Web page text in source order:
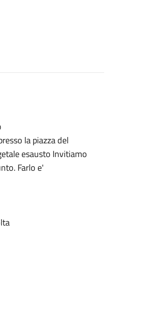
la piazza del
esausto Invitiamo
Farlo e'